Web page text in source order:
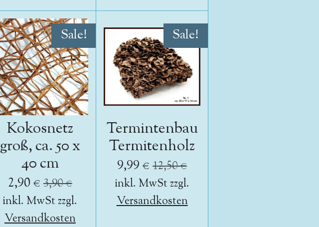
Sale!
Kokosnetz
groß, ca. 50 x
40 cm
2,90 € 3,90 €
inkl. MwSt zzgl.
Versandkosten
Sale!
Termintenbau
Termitenholz
9,99 € 12,50 €
inkl. MwSt zzgl.
Versandkosten